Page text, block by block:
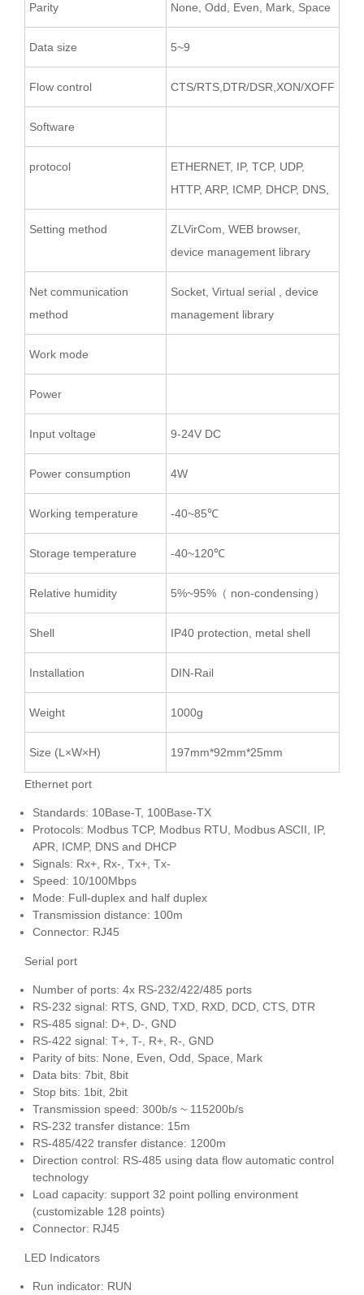
Parity None, Odd, Even, Mark, Space
Data size 5~9
Flow control CTS/RTS,DTR/DSR,XON/XOFF
Software
protocol
ETHERNET, IP, TCP, UDP,
HTTP, ARP, ICMP, DHCP, DNS,
Setting method
ZLVirCom, WEB browser,
device management library
Net communication
method
Socket, Virtual serial , device
management library
Work mode
Power
Input voltage 9-24V DC
Power consumption 4W
Working temperature -40~85℃
Storage temperature -40~120℃
Relative humidity 5%~95%（ non-condensing）
Shell IP40 protection, metal shell
Installation DIN-Rail
Weight 1000g
Size (L×W×H) 197mm*92mm*25mm
Ethernet port
Standards: 10Base-T, 100Base-TX
Protocols: Modbus TCP, Modbus RTU, Modbus ASCII, IP,
APR, ICMP, DNS and DHCP
Signals: Rx+, Rx-, Tx+, Tx-
Speed: 10/100Mbps
Mode: Full-duplex and half duplex
Transmission distance: 100m
Connector: RJ45
Serial port
Number of ports: 4x RS-232/422/485 ports
RS-232 signal: RTS, GND, TXD, RXD, DCD, CTS, DTR
RS-485 signal: D+, D-, GND
RS-422 signal: T+, T-, R+, R-, GND
Parity of bits: None, Even, Odd, Space, Mark
Data bits: 7bit, 8bit
Stop bits: 1bit, 2bit
Transmission speed: 300b/s ~ 115200b/s
RS-232 transfer distance: 15m
RS-485/422 transfer distance: 1200m
Direction control: RS-485 using data flow automatic control
technology
Load capacity: support 32 point polling environment
(customizable 128 points)
Connector: RJ45
LED Indicators
Run indicator: RUN